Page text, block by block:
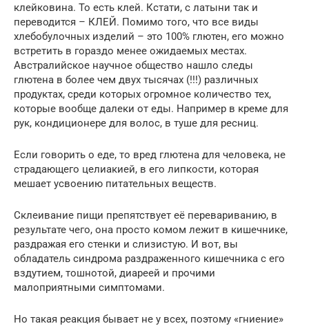
клейковина. То есть клей. Кстати, с латыни так и
переводится – КЛЕЙ. Помимо того, что все виды
хлебобулочных изделий – это 100% глютен, его можно
встретить в гораздо менее ожидаемых местах.
Австралийское научное общество нашло следы
глютена в более чем двух тысячах (!!!) различных
продуктах, среди которых огромное количество тех,
которые вообще далеки от еды. Например в креме для
рук, кондиционере для волос, в туше для ресниц.
Если говорить о еде, то вред глютена для человека, не
страдающего целиакией, в его липкости, которая
мешает усвоению питательных веществ.
Склеивание пищи препятствует её перевариванию, в
результате чего, она просто комом лежит в кишечнике,
раздражая его стенки и слизистую. И вот, вы
обладатель синдрома раздраженного кишечника с его
вздутием, тошнотой, диареей и прочими
малоприятными симптомами.
Но такая реакция бывает не у всех, поэтому «гниение»